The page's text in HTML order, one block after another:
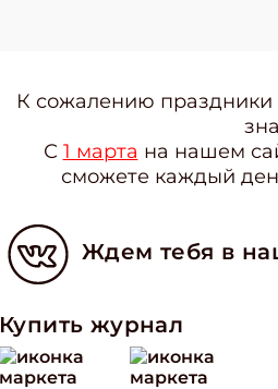
К сожалению
С 1 марта на нашем
сможете каждый
Ждем тебя в
Купить журнал